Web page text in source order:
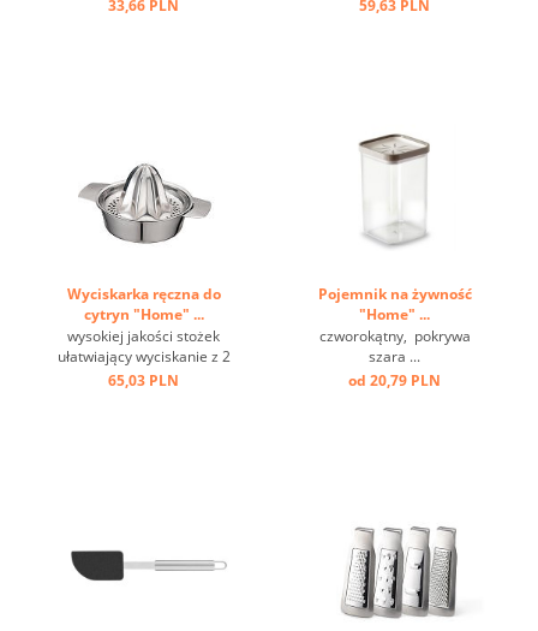
33,66 PLN
59,63 PLN
Wyciskarka ręczna do
cytryn "Home" ...
wysokiej jakości stożek
ułatwiający wyciskanie z 2
wylewkami i szerokimi
65,03 PLN
Pojemnik na żywność
"Home" ...
czworokątny, pokrywa
szara ...
od 20,79 PLN